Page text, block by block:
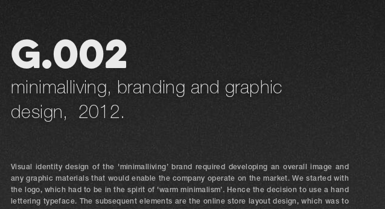
G.002
minimalliving, branding and graphic
design, 2012.
Visual identity design of the 'minimalliving’ brand required developing an overall image and
any graphic materials that would enable the company operate on the market. We started with
the logo, which had to be in the spirit of 'warm minimalism’. Hence the decision to use a hand
lettering typeface. The subsequent elements are the online store layout design, which was to